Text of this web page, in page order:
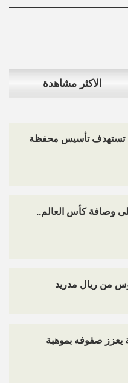
الاكثر مشاهدة
تستهدف تأسيس محفظة
على وصافة كأس العالم..
من ريال مدريد
يعزز صفوفه بموهبة